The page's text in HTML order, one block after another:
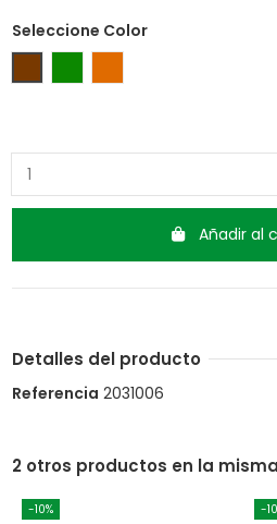
Seleccione Color
Añadir al
Detalles del producto
Referencia 2031006
2 otros productos en la
-10% -